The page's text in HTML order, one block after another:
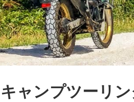
キャンプツーリ